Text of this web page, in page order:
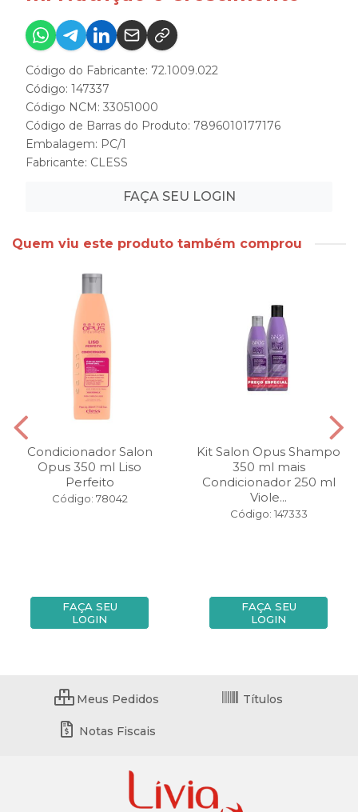
Código do Fabricante: 72.1009.022
Código: 147337
Código NCM: 33051000
Código de Barras do Produto: 7896010177176
Embalagem: PC/1
Fabricante: CLESS
FAÇA SEU LOGIN
Quem viu este produto também comprou
Condicionador Salon
Opus 350 ml Liso
Perfeito
Código: 78042
FAÇA SEU
LOGIN
Kit Salon Opus Shampo
350 ml mais
Condicionador 250 ml
Viole...
Código: 147333
FAÇA SEU
LOGIN
Meus Pedidos Títulos
Notas Fiscais